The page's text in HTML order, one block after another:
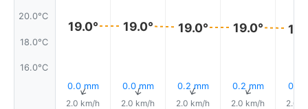
20.0°C
18.0°C
16.0°C
19.0°
0.0 mm
↑
2.0 km/h
19.0°
0.0 mm
↑
2.0 km/h
19.0°
0.2 mm
↑
2.0 km/h
19.0°
0.2 mm
↑
2.0 km/h
0.1
2.0